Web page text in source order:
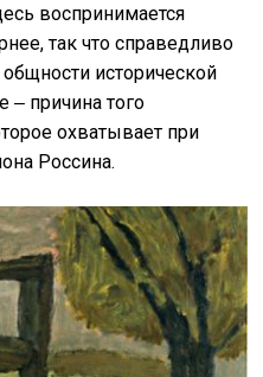
воспринимается
так что справедливо
исторической
‒ причина того
охватывает при
Россина.